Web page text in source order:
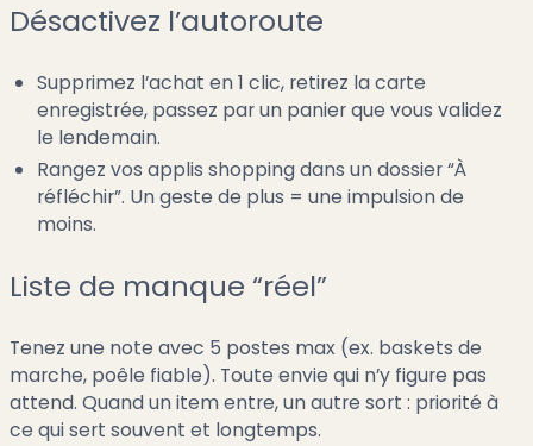
Désactivez l’autoroute
Supprimez l’achat en 1 clic, retirez la carte
enregistrée, passez par un panier que vous validez
le lendemain.
Rangez vos applis shopping dans un dossier “À
réfléchir”. Un geste de plus = une impulsion de
moins.
Liste de manque “réel”
Tenez une note avec 5 postes max (ex. baskets de
marche, poêle fiable). Toute envie qui n’y figure pas
attend. Quand un item entre, un autre sort : priorité à
ce qui sert souvent et longtemps.